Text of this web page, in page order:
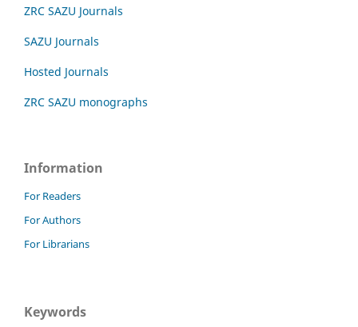
ZRC SAZU Journals
SAZU Journals
Hosted Journals
ZRC SAZU monographs
Information
For Readers
For Authors
For Librarians
Keywords